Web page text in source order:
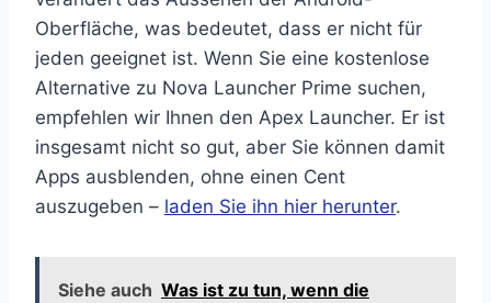
Oberfläche, was bedeutet, dass er nicht für
jeden geeignet ist. Wenn Sie eine kostenlose
Alternative zu Nova Launcher Prime suchen,
empfehlen wir Ihnen den Apex Launcher. Er ist
insgesamt nicht so gut, aber Sie können damit
Apps ausblenden, ohne einen Cent
auszugeben – laden Sie ihn hier herunter.
Siehe auch Was ist zu tun, wenn die